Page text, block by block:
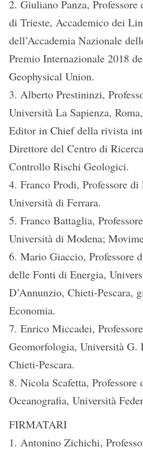
2. Giuliano Panza,
di Trieste, Accademico dei
dell’Accademia Nazionale
Premio Internazionale 2018
Geophysical Union.
3. Alberto Prestininzi,
Università La Sapienza,
Editor in Chief della rivista
Direttore del Centro di
Controllo Rischi Geologici.
4. Franco Prodi, Professore di
Università di Ferrara.
5. Franco Battaglia,
Università di Modena;
6. Mario Giaccio, Professore
delle Fonti di Energia,
D’Annunzio, Chieti-Pescara,
Economia.
7. Enrico Miccadei,
Geomorfologia, Università G.
Chieti-Pescara.
8. Nicola Scafetta, Professore
Oceanografia, Università
FIRMATARI
1. Antonino Zichichi,